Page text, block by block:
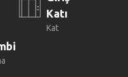
Katı
Kat